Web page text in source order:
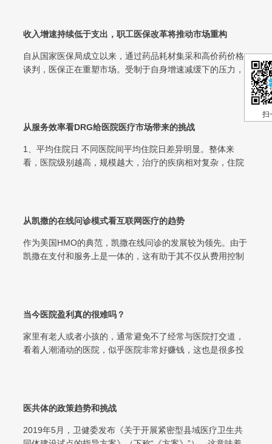
收入增速持续低于支出，职工医保改革将推动市场重构
自从国家医保局成立以来，通过药品耗材集采和高价药价格
谈判，医保正在重塑市场。受制于自身增速减缓下的压力，
从服务效率看DRG给医院医疗市场带来的挑战
1、平均住院日 不同医院间平均住院日差异明显。整体来
看，医院级别越高，规模越大，治疗的疾病相对复杂，住院
从凯撒的在线问诊模式看互联网医疗的趋势
作为美国HMO的典范，凯撒在线问诊的发展较为领先。由于
凯撒在支付和服务上是一体的，这有助于其不仅从费用控制
当今医院盈利真的很难吗？
家里有老人或者小孩的，通常避免不了经常与医院打交道，
看着人潮涌动的医院，似乎医院非常好赚钱，这也是很多投
医共体的政策趋势和挑战
2019年5月，卫健委发布《关于开展紧密型县域医疗卫生共
扫